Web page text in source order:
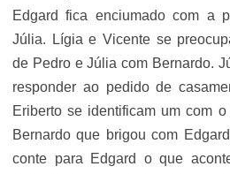
Edgard fica enciumado com a
Júlia. Lígia e Vicente se
de Pedro e Júlia com Bernardo.
responder ao pedido de
Eriberto se identificam um com
Bernardo que brigou com
conte para Edgard o que